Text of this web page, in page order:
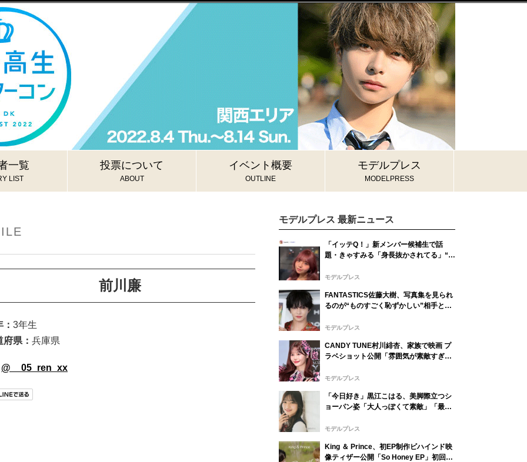
一覧
LIST
投票について
ABOUT
イベント概要
OUTLINE
モデルプレス
MODELPRESS
前川廉
3年生
府県： 兵庫県
@__05_ren_xx
モデルプレス 最新ニュース
「イッテQ！」新メンバー候補生で話
題・きゃすみる「身長抜かされてる」“6
ト公開「姉妹にしか見えない」「共演エ
モデルプレス
FANTASTICS佐藤大樹、写真集を見られ
るのが“ものすごく恥ずかしい”相手とは
い」【In Motion】
モデルプレス
CANDY TUNE村川緋杏、家族で映画 プ
ラベショット公開「雰囲気が素敵すぎ
モデルプレス
「今日好き」黒江こはる、美脚際立つシ
ョーパン姿「大人っぽくて素敵」「最強
モデルプレス
King ＆ Prince、初EP制作ビハインド映
像ティザー公開「So Honey EP」初回限